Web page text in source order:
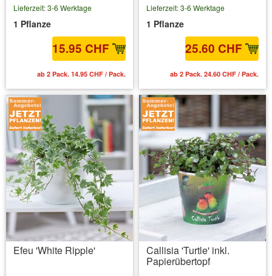
Lieferzeit: 3-6 Werktage
1 Pflanze
15.95 CHF
ab 2 Pack. 14.95 CHF / Pack.
Lieferzeit: 3-6 Werktage
1 Pflanze
25.60 CHF
ab 2 Pack. 24.60 CHF / Pack.
Efeu 'White Ripple' Callisia 'Turtle' inkl.
Papierübertopf